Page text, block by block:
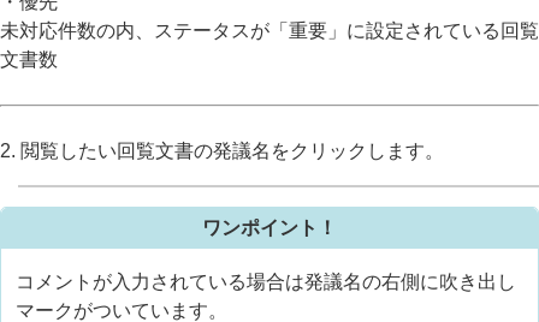
未対応件数の内、ステータスが「重要」に設定されている回覧
文書数
2. 閲覧したい回覧文書の発議名をクリックします。
ワンポイント！
コメントが入力されている場合は発議名の右側に吹き出し
マークがついています。